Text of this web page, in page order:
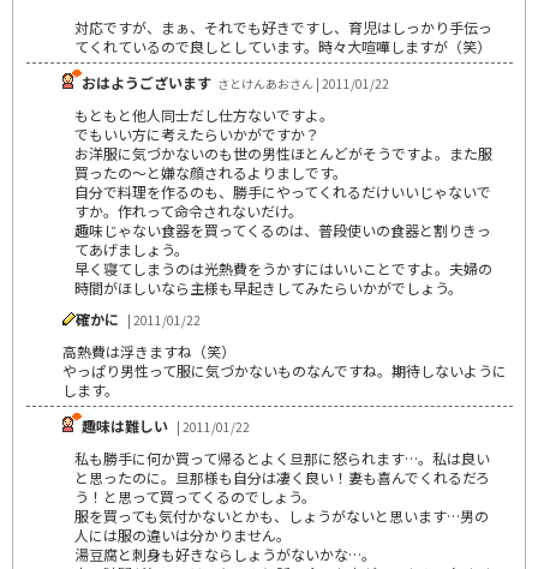
対応ですが、まぁ、それでも好きですし、育児はしっかり手伝っ
てくれているので良しとしています。時々大喧嘩しますが（笑）
おはようございます さとけんあおさん | 2011/01/22
もともと他人同士だし仕方ないですよ。
でもいい方に考えたらいかがですか？
お洋服に気づかないのも世の男性ほとんどがそうですよ。また服
買ったの～と嫌な顔されるよりましです。
自分で料理を作るのも、勝手にやってくれるだけいいじゃないで
すか。作れって命令されないだけ。
趣味じゃない食器を買ってくるのは、普段使いの食器と割りきっ
てあげましょう。
早く寝てしまうのは光熱費をうかすにはいいことですよ。夫婦の
時間がほしいなら主様も早起きしてみたらいかがでしょう。
確かに | 2011/01/22
高熱費は浮きますね（笑）
やっぱり男性って服に気づかないものなんですね。期待しないように
します。
趣味は難しい | 2011/01/22
私も勝手に何か買って帰るとよく旦那に怒られます…。私は良い
と思ったのに。旦那様も自分は凄く良い！妻も喜んでくれるだろ
う！と思って買ってくるのでしょう。
服を買っても気付かないとかも、しょうがないと思います…男の
人には服の違いは分かりません。
湯豆腐と刺身も好きならしょうがないかな…。